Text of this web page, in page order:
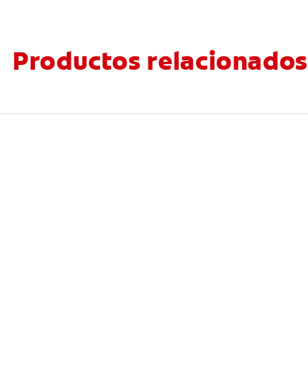
Productos relacionados